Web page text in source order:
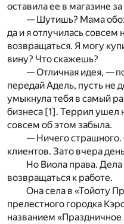
оставила ее в магазине
— Шутишь? Мама
да и я отлучилась
возвращаться. Я могу
вину? Что скажешь?
— Отличная идея, —
передай Адель, пусть не
умыкнула тебя в самый
бизнеса [1]. Террил ушел
совсем об этом забыла.
— Ничего страшного.
клиентов. Зато вчера
Но Виола права.
возвращаться к работе.
Она села в «Тойоту
прелестного городка
названием